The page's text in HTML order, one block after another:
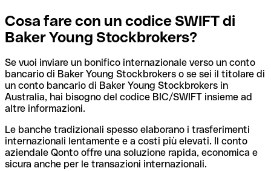
Cosa fare con un codice SWIFT di
Baker Young Stockbrokers?
Se vuoi inviare un bonifico internazionale verso un conto
bancario di Baker Young Stockbrokers o se sei il titolare di
un conto bancario di Baker Young Stockbrokers in
Australia, hai bisogno del codice BIC/SWIFT insieme ad
altre informazioni.
Le banche tradizionali spesso elaborano i trasferimenti
internazionali lentamente e a costi più elevati. Il conto
aziendale Qonto offre una soluzione rapida, economica e
sicura anche per le transazioni internazionali.